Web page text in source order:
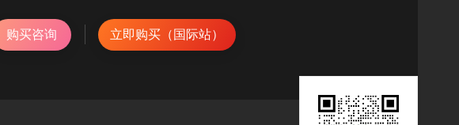
购买咨询 立即购买（国际站）